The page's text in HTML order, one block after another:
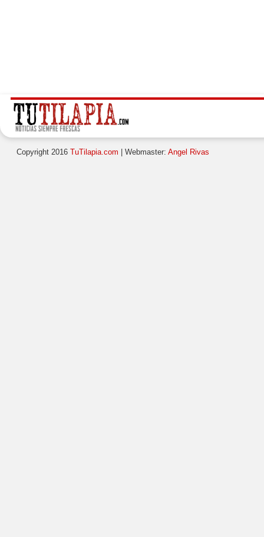
Copyright 2016 TuTilapia.com | Webmaster: Angel Rivas